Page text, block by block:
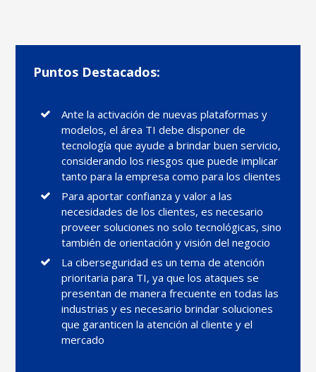
Puntos Destacados:
Ante la activación de nuevas plataformas y
modelos, el área TI debe disponer de
tecnología que ayude a brindar buen servicio,
considerando los riesgos que puede implicar
tanto para la empresa como para los clientes
Para aportar confianza y valor a las
necesidades de los clientes, es necesario
proveer soluciones no solo tecnológicas, sino
también de orientación y visión del negocio
La ciberseguridad es un tema de atención
prioritaria para TI, ya que los ataques se
presentan de manera frecuente en todas las
industrias y es necesario brindar soluciones
que garanticen la atención al cliente y el
mercado